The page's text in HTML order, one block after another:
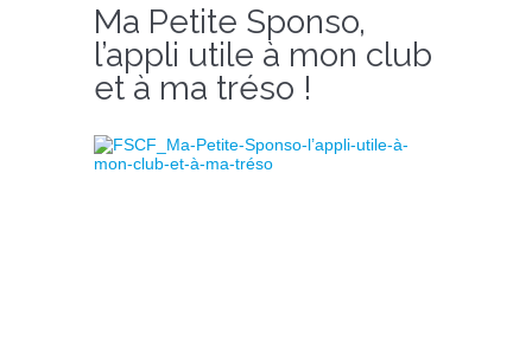
Ma Petite Sponso,
l’appli utile à mon club
et à ma tréso !